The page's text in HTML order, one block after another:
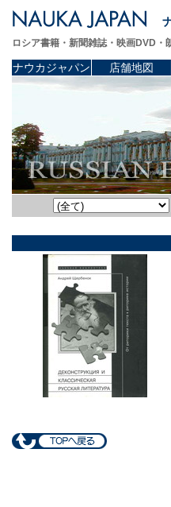
ロシア書籍・新聞雑誌・映画DVD
ナウカジャパン 店舗地図